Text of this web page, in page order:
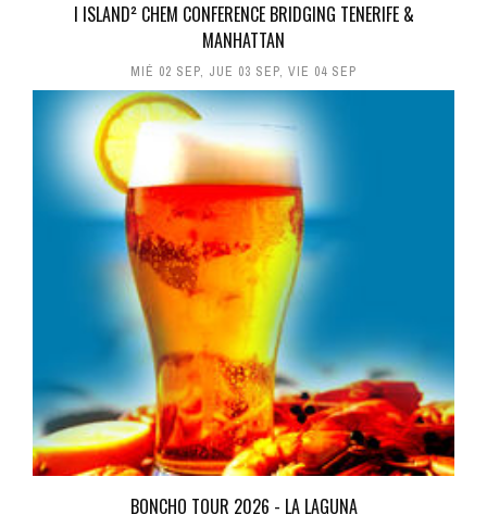
I ISLAND² CHEM CONFERENCE BRIDGING TENERIFE &
MANHATTAN
MIÉ 02 SEP, JUE 03 SEP, VIE 04 SEP
BONCHO TOUR 2026 - LA LAGUNA